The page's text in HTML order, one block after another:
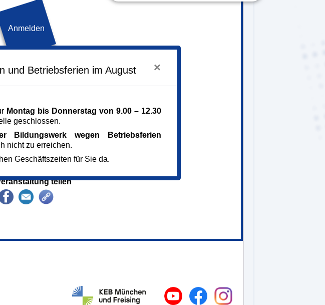
Anmelden
15.06.2025,19.00 - 00.00 Uhr
8
München
Nymphenburg - ALT
frei, Spenden erbeten
teilen
und Betriebsferien im August ×
Montag bis Donnerstag von 9.00 – 12.30
geschlossen.
Bildungswerk wegen Betriebsferien
nicht zu erreichen.
Geschäftszeiten für Sie da.